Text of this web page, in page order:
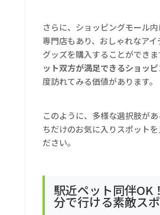
さらに、ショッピングモール
専門店もあり、おしゃれなア
グッズを購入することができ
ット双方が満足できるショッ
度訪れてみる価値があります。
このように、多様な選択肢が
ちだけのお気に入りスポット
ださい。
駅近ペット同伴OK
分で行ける素敵ス